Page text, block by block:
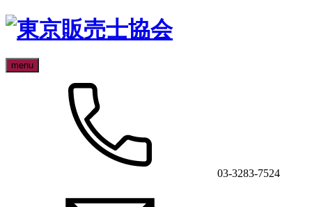
menu
03-3283-7524